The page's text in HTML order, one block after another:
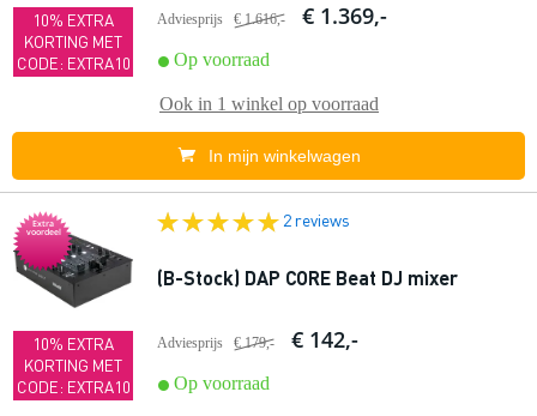
10% EXTRA
KORTING MET
CODE: EXTRA10
Adviesprijs € 1.616,- € 1.369,-
Op voorraad
Ook in 1 winkel op voorraad
In mijn winkelwagen
Extra
voordeel
10% EXTRA
KORTING MET
CODE: EXTRA10
2 reviews
(B-Stock) DAP CORE Beat DJ mixer
Adviesprijs € 179,- € 142,-
Op voorraad